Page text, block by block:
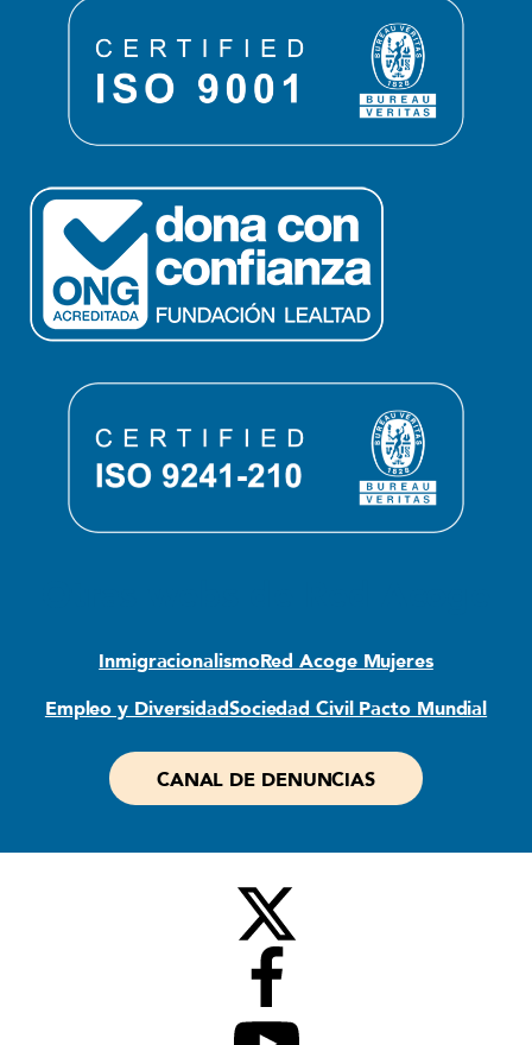
InmigracionalismoRed Acoge Mujeres
Empleo y DiversidadSociedad Civil Pacto Mundial
CANAL DE DENUNCIAS